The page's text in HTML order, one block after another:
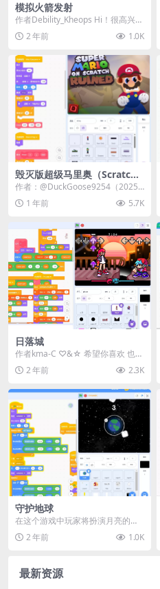
模拟火箭发射
作者Debility_Kheops Hi！很高兴带
来这款全新的Scratch游戏...
2 年前 1.0K
毁灭版超级马里奥（Scratch
特别版）
作者：@DuckGoose9254（2025
年作品） 游戏简介 欢迎来到《毁灭
版...1 年前 5.7K
日落城
作者kma-C ♡&☆ 希望你喜欢 也希
望你关注 希望你能分享 作品演示
2 年前 2.3K
守护地球
在这个游戏中玩家将扮演月亮的角
色，守护地球不被陨石攻击。 点击
鼠标左键加速，按空...
2 年前 1.0K
最新资源